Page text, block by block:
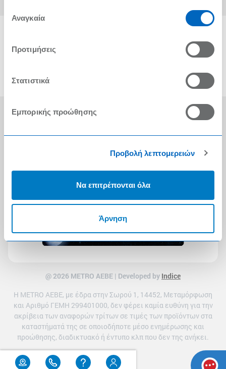
των υπηρεσιών τους.
συγκατάθεσης
Αναγκαία
Προτιμήσεις
Στατιστικά
Εμπορικής προώθησης
Προβολή λεπτομερειών
Να επιτρέπονται όλα
Άρνηση
@ 2026 ΜETRO AEBE | Developed by Indice
Η METRO ΑΕΒΕ, με έδρα στην Σωρού 1, 14452, Μεταμόρφωση
και Αριθμό ΓΕΜΗ 299401000, δεν φέρει καμία ευθύνη για την
ακρίβεια των αναφορών τρίτων σε τιμές των προϊόντων στα
καταστήματά της σε οποιοδήποτε μέσο ενημέρωσης και
προώθησης, διαδικτυακό ή έντυπο κλπ που δεν της ανήκει.